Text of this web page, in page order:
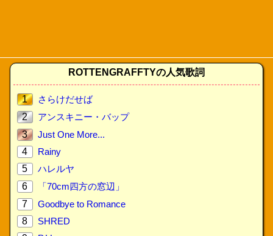
ROTTENGRAFFTYの人気歌詞
1
さらけだせば
2
アンスキニー・バップ
3
Just One More...
4
Rainy
5
ハレルヤ
6
「70cm四方の窓辺」
7
Goodbye to Romance
8
SHRED